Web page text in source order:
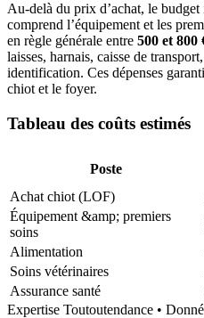
Au-delà du prix d’achat, le
comprend l’équipement et les
en règle générale entre 500 et 800
laisses, harnais, caisse de
identification. Ces dépenses
chiot et le foyer.
Tableau des coûts estimés
Poste
Achat chiot (LOF)
Équipement &amp; premiers
soins
Alimentation
Soins vétérinaires
Assurance santé
Expertise Toutoutendance •